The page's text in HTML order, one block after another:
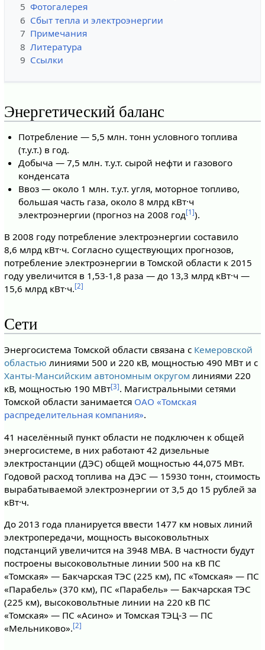
5 Фотогалерея
6 Сбыт тепла и электроэнергии
7 Примечания
8 Литература
9 Ссылки
Энергетический баланс
Потребление — 5,5 млн. тонн условного топлива
(т.у.т.) в год.
Добыча — 7,5 млн. т.у.т. сырой нефти и газового
конденсата
Ввоз — около 1 млн. т.у.т. угля, моторное топливо,
большая часть газа, около 8 млрд кВт·ч
электроэнергии (прогноз на 2008 год[1]).
В 2008 году потребление электроэнергии составило
8,6 млрд кВт·ч. Согласно существующих прогнозов,
потребление электроэнергии в Томской области к 2015
году увеличится в 1,53-1,8 раза — до 13,3 млрд кВт·ч —
15,6 млрд кВт·ч.[2]
Сети
Энергосистема Томской области связана с Кемеровской
областью линиями 500 и 220 кВ, мощностью 490 МВт и с
Ханты-Мансийским автономным округом линиями 220
кВ, мощностью 190 МВт[3]. Магистральными сетями
Томской области занимается ОАО «Томская
распределительная компания».
41 населённый пункт области не подключен к общей
энергосистеме, в них работают 42 дизельные
электростанции (ДЭС) общей мощностью 44,075 МВт.
Годовой расход топлива на ДЭС — 15930 тонн, стоимость
вырабатываемой электроэнергии от 3,5 до 15 рублей за
кВт·ч.
До 2013 года планируется ввести 1477 км новых линий
электропередачи, мощность высоковольтных
подстанций увеличится на 3948 МВА. В частности будут
построены высоковольтные линии 500 на кВ ПС
«Томская» — Бакчарская ТЭС (225 км), ПС «Томская» — ПС
«Парабель» (370 км), ПС «Парабель» — Бакчарская ТЭС
(225 км), высоковольтные линии на 220 кВ ПС
«Томская» — ПС «Асино» и Томская ТЭЦ-3 — ПС
«Мельниково».[2]